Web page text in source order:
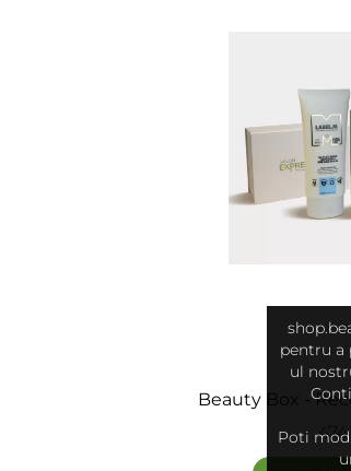
Beauty Box -
de par
pentru a
ul
Poti